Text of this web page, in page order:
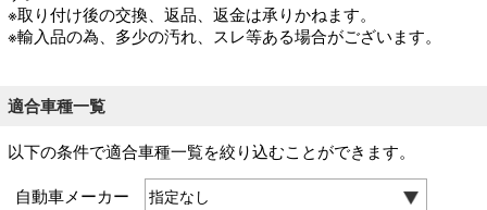
※取り付け後の交換、返品、返金は承りかねます。
※輸入品の為、多少の汚れ、スレ等ある場合がございます。
適合車種一覧
以下の条件で適合車種一覧を絞り込むことができます。
自動車メーカー